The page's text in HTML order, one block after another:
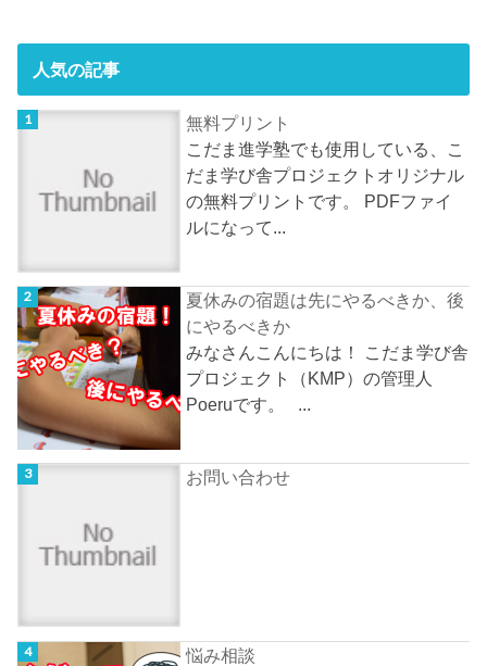
人気の記事
無料プリント
こだま進学塾でも使用している、こ
だま学び舎プロジェクトオリジナル
の無料プリントです。 PDFファイ
ルになって...
夏休みの宿題は先にやるべきか、後
にやるべきか
みなさんこんにちは！ こだま学び舎
プロジェクト（KMP）の管理人
Poeruです。 ...
お問い合わせ
悩み相談